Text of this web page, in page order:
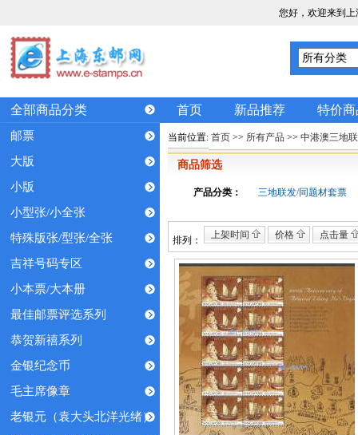
您好，欢迎来到
全部商品分类 首页 新品推荐 特价商
邮票
大版
小版
小型张/小全张
特殊版张/型张/全张
吉祥号码专区
小本票/大本册
最佳邮票评选系列
恭贺新禧系列
金银纪念币
毛主席像章
老银元（袁大头北洋光绪）
当前位置: 首页 >> 所有产品 >> 中港澳三地
商品筛选
产品分类： 三地联发/同题材套票
排列： 上架时间 价格 点击量